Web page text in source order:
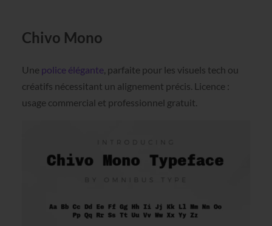
Chivo Mono
Une police élégante, parfaite pour les visuels tech ou
créatifs nécessitant un alignement précis. Licence :
usage commercial et professionnel gratuit.